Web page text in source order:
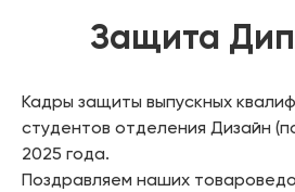
Защита
Кадры защиты выпускных
студентов отделения Дизайн
2025 года.
Поздравляем наших